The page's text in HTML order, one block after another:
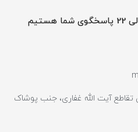
تقاطع آیت الله غفاری، جنب پوشاک